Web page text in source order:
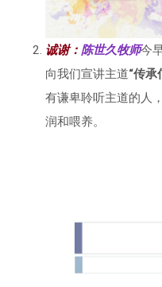
诚谢： 陈世久牧师今
向我们宣讲主道“传承
有谦卑聆听主道的人
润和喂养。